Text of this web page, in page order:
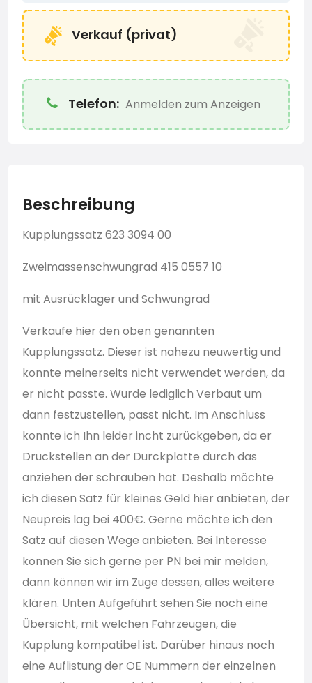
Verkauf (privat)
Telefon: Anmelden zum Anzeigen
Beschreibung
Kupplungssatz 623 3094 00
Zweimassenschwungrad 415 0557 10
mit Ausrücklager und Schwungrad
Verkaufe hier den oben genannten
Kupplungssatz. Dieser ist nahezu neuwertig und
konnte meinerseits nicht verwendet werden, da
er nicht passte. Wurde lediglich Verbaut um
dann festzustellen, passt nicht. Im Anschluss
konnte ich Ihn leider incht zurückgeben, da er
Druckstellen an der Durckplatte durch das
anziehen der schrauben hat. Deshalb möchte
ich diesen Satz für kleines Geld hier anbieten, der
Neupreis lag bei 400€. Gerne möchte ich den
Satz auf diesen Wege anbieten. Bei Interesse
können Sie sich gerne per PN bei mir melden,
dann können wir im Zuge dessen, alles weitere
klären. Unten Aufgeführt sehen Sie noch eine
Übersicht, mit welchen Fahrzeugen, die
Kupplung kompatibel ist. Darüber hinaus noch
eine Auflistung der OE Nummern der einzelnen